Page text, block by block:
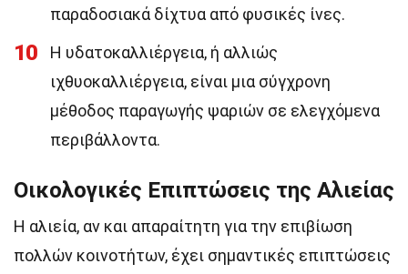
παραδοσιακά δίχτυα από φυσικές ίνες.
10
Η υδατοκαλλιέργεια, ή αλλιώς
ιχθυοκαλλιέργεια, είναι μια σύγχρονη
μέθοδος παραγωγής ψαριών σε ελεγχόμενα
περιβάλλοντα.
Οικολογικές Επιπτώσεις της Αλιείας
Η αλιεία, αν και απαραίτητη για την επιβίωση
πολλών κοινοτήτων, έχει σημαντικές επιπτώσεις